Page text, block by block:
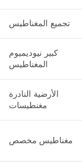
تجميع المغناطيس
كبير نيوديميوم
المغناطيس
الأرضية النادرة
مغنطيسات
مغناطيس مخصص